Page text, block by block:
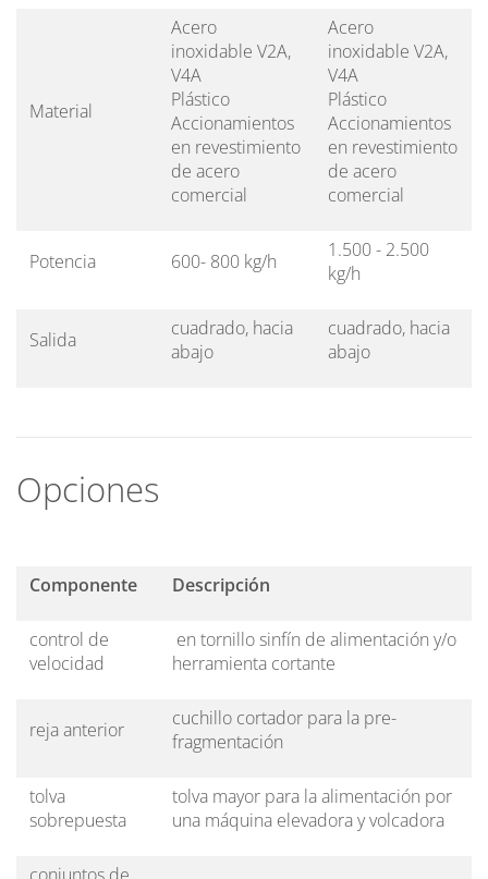
Material
Acero
inoxidable V2A,
V4A
Plástico
Accionamientos
en revestimiento
de acero
comercial
Acero
inoxidable V2A,
V4A
Plástico
Accionamientos
en revestimiento
de acero
comercial
Potencia 600- 800 kg/h
1.500 - 2.500
kg/h
Salida
cuadrado, hacia
abajo
cuadrado, hacia
abajo
Opciones
Componente Descripción
control de
velocidad
en tornillo sinfín de alimentación y/o
herramienta cortante
reja anterior
cuchillo cortador para la pre-
fragmentación
tolva
sobrepuesta
tolva mayor para la alimentación por
una máquina elevadora y volcadora